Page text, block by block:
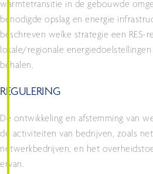
warmtetransitie in de gebouwde
benodigde opslag en energie
beschreven welke strategie een RES-
lokale/regionale
behalen.
REGULERING
De ontwikkeling en afstemming van
de activiteiten van bedrijven, zoals
netwerkbedrijven, en het
ervan.